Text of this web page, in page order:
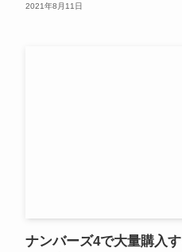
2021年8月11日
ナンバーズ4で大量購入